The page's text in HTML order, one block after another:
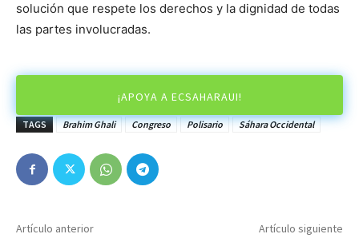
solución que respete los derechos y la dignidad de todas
las partes involucradas.
¡APOYA A ECSAHARAUI!
TAGS Brahim Ghali Congreso Polisario Sáhara Occidental
Artículo anterior Artículo siguiente